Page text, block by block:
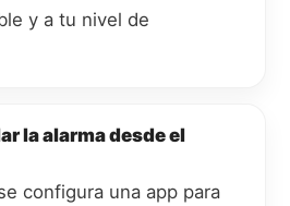
y a tu nivel de
la alarma desde el
configura una app para